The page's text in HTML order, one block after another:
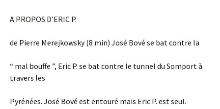
A PROPOS D’ERIC P.
de Pierre Merejkowsky (8 min) José Bové se bat contre la
“ mal bouffe ”, Eric P. se bat contre le tunnel du Somport à
travers les
Pyrénées. José Bové est entouré mais Eric P. est seul.